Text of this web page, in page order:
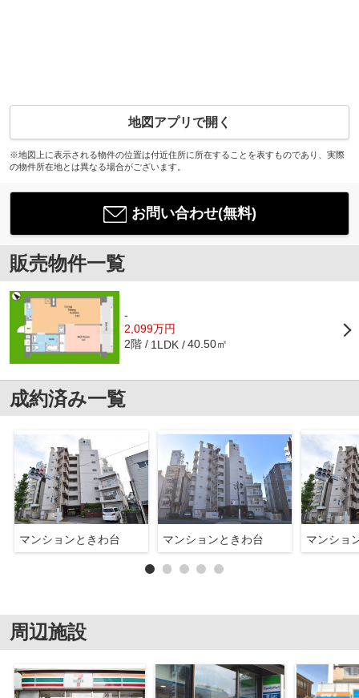
地図アプリで開く
※地図上に表示される物件の位置は付近住所に所在することを表すものであり、実際
の物件所在地とは異なる場合がございます。
お問い合わせ(無料)
販売物件一覧
-
2,099万円
2階 1LDK 40.50㎡
成約済み一覧
マンションときわ台 マンションときわ台 マンショ
周辺施設